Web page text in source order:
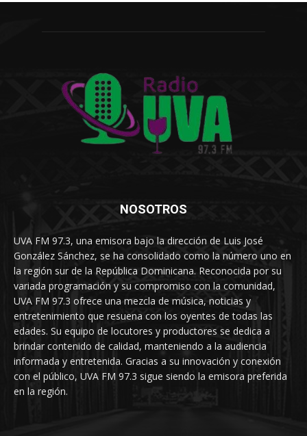
NOSOTROS
UVA FM 97.3, una emisora bajo la dirección de Luis José
González Sánchez, se ha consolidado como la número uno en
la región sur de la República Dominicana. Reconocida por su
variada programación y su compromiso con la comunidad,
UVA FM 97.3 ofrece una mezcla de música, noticias y
entretenimiento que resuena con los oyentes de todas las
edades. Su equipo de locutores y productores se dedica a
brindar contenido de calidad, manteniendo a la audiencia
informada y entretenida. Gracias a su innovación y conexión
con el público, UVA FM 97.3 sigue siendo la emisora preferida
en la región.